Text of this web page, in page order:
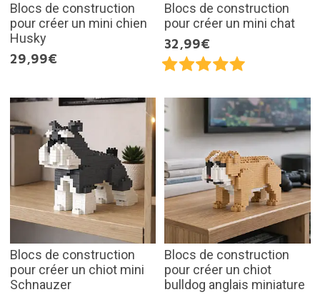
Blocs de construction
pour créer un mini chien
Husky
29,99€
Blocs de construction
pour créer un mini chat
32,99€
Blocs de construction
pour créer un chiot mini
Schnauzer
Blocs de construction
pour créer un chiot
bulldog anglais miniature